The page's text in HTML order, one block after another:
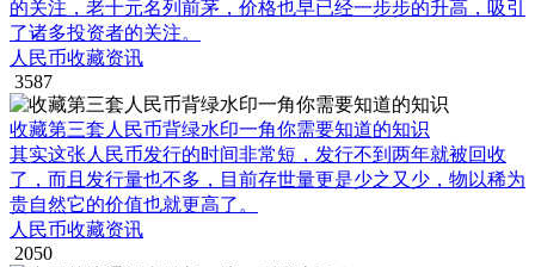
的关注，老十元名列前茅，价格也早已经一步步的升高，吸引
了诸多投资者的关注。
人民币收藏资讯
3587
收藏第三套人民币背绿水印一角你需要知道的知识
其实这张人民币发行的时间非常短，发行不到两年就被回收
了，而且发行量也不多，目前存世量更是少之又少，物以稀为
贵自然它的价值也就更高了。
人民币收藏资讯
2050